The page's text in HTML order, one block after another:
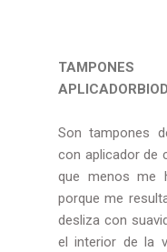
Son tampones
con aplicador de
que menos me
porque me
desliza con
el interior de la